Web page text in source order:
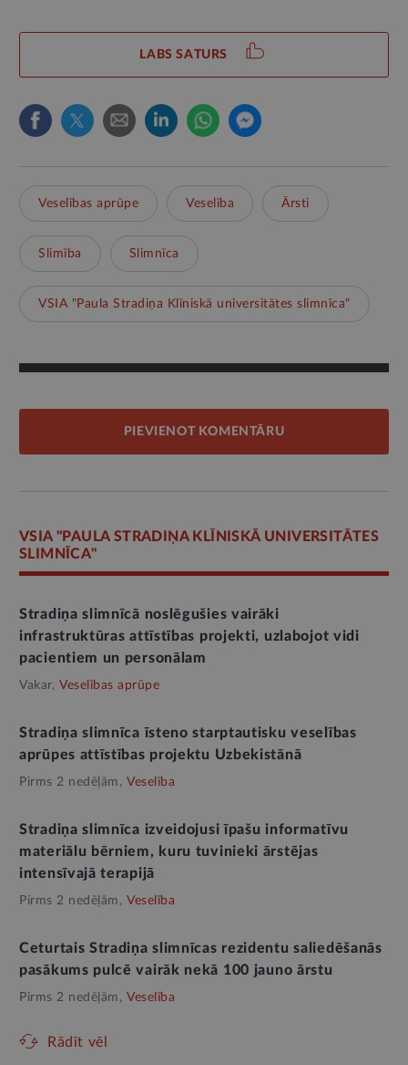
LABS SATURS
Veselības aprūpe Veselība Ārsti
Slimība Slimnīca
VSIA "Paula Stradiņa Klīniskā universitātes slimnīca"
PIEVIENOT KOMENTĀRU
VSIA "PAULA STRADIŅA KLĪNISKĀ UNIVERSITĀTES
SLIMNĪCA"
Stradiņa slimnīcā noslēgušies vairāki
infrastruktūras attīstības projekti, uzlabojot vidi
pacientiem un personālam
Vakar, Veselības aprūpe
Stradiņa slimnīca īsteno starptautisku veselības
aprūpes attīstības projektu Uzbekistānā
Pirms 2 nedēļām, Veselība
Stradiņa slimnīca izveidojusi īpašu informatīvu
materiālu bērniem, kuru tuvinieki ārstējas
intensīvajā terapijā
Pirms 2 nedēļām, Veselība
Ceturtais Stradiņa slimnīcas rezidentu saliedēšanās
pasākums pulcē vairāk nekā 100 jauno ārstu
Pirms 2 nedēļām, Veselība
Rādīt vēl